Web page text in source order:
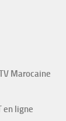
Marocaine
en ligne